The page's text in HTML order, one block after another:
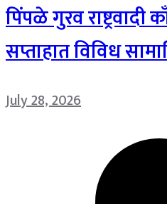
पिंपळे गुरव
सप्ताहात विविध
July 28, 2026